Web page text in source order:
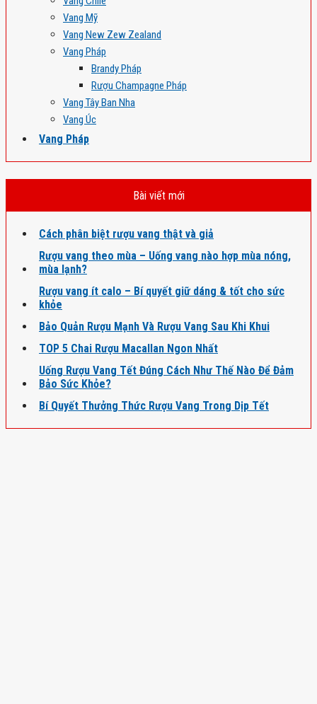
Vang Mỹ
Vang New Zew Zealand
Vang Pháp
Brandy Pháp
Rượu Champagne Pháp
Vang Tây Ban Nha
Vang Úc
Vang Pháp
Bài viết mới
Cách phân biệt rượu vang thật và giả
Rượu vang theo mùa – Uống vang nào hợp mùa nóng,
mùa lạnh?
Rượu vang ít calo – Bí quyết giữ dáng & tốt cho sức
khỏe
Bảo Quản Rượu Mạnh Và Rượu Vang Sau Khi Khui
TOP 5 Chai Rượu Macallan Ngon Nhất
Uống Rượu Vang Tết Đúng Cách Như Thế Nào Để Đảm
Bảo Sức Khỏe?
Bí Quyết Thưởng Thức Rượu Vang Trong Dịp Tết